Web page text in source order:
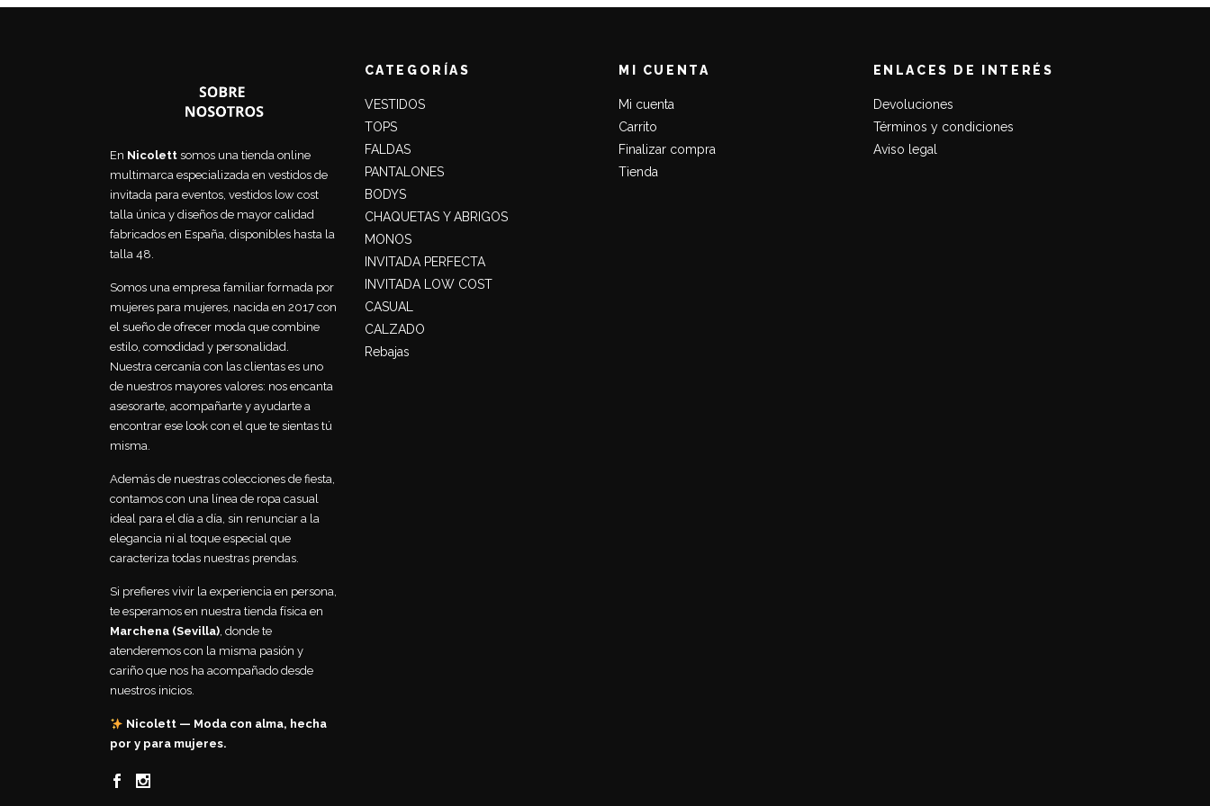
En Nicolett somos una tienda online
multimarca especializada en vestidos de
invitada para eventos, vestidos low cost
talla única y diseños de mayor calidad
fabricados en España, disponibles hasta la
talla 48.
Somos una empresa familiar formada por
mujeres para mujeres, nacida en 2017 con
el sueño de ofrecer moda que combine
estilo, comodidad y personalidad.
Nuestra cercanía con las clientas es uno
de nuestros mayores valores: nos encanta
asesorarte, acompañarte y ayudarte a
encontrar ese look con el que te sientas tú
misma.
Además de nuestras colecciones de fiesta,
contamos con una línea de ropa casual
ideal para el día a día, sin renunciar a la
elegancia ni al toque especial que
caracteriza todas nuestras prendas.
Si prefieres vivir la experiencia en persona,
te esperamos en nuestra tienda física en
Marchena (Sevilla), donde te
atenderemos con la misma pasión y
cariño que nos ha acompañado desde
nuestros inicios.
Nicolett — Moda con alma, hecha
por y para mujeres.
CATEGORÍAS
VESTIDOS
TOPS
FALDAS
PANTALONES
BODYS
CHAQUETAS Y ABRIGOS
MONOS
INVITADA PERFECTA
INVITADA LOW COST
CASUAL
CALZADO
Rebajas
MI CUENTA
Mi cuenta
Carrito
Finalizar compra
Tienda
ENLACES DE INTERÉS
Devoluciones
Términos y condiciones
Aviso legal